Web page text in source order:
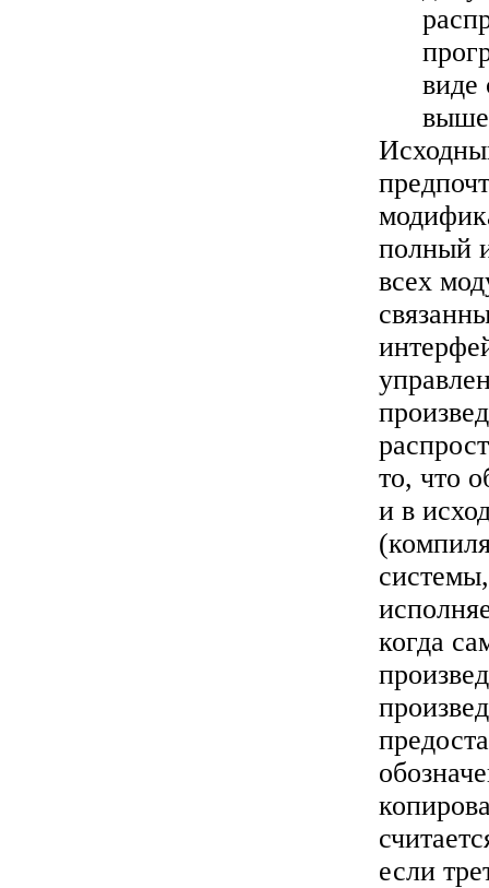
виде
полный
всех
то, что
и в
когда
если